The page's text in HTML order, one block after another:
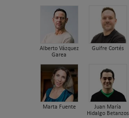
Alberto Vázquez
Garea
Guifre Cortés
Marta Fuente
Juan María
Hidalgo Betanzos